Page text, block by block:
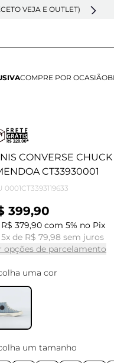
VEJA E OUTLET)
COMPRE POR OCASIÃO
CONVERSE
CT33930001
0001CT3393119633
399,90
379,90 com 5% no Pix
de R$ 79,98 sem juros
opções de parcelamento
uma cor
um tamanho